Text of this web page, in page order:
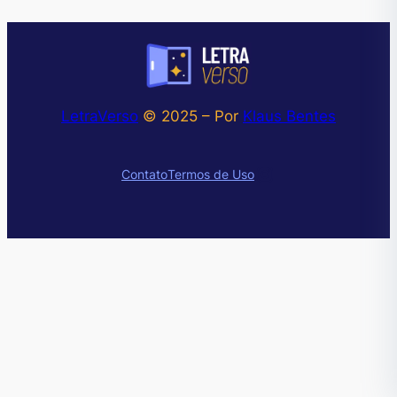
LetraVerso © 2025 – Por Klaus Bentes
ContatoTermos de UsoInstagram